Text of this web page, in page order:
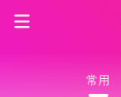
常用